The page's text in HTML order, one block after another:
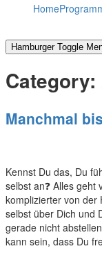
Home
Hamburger Toggle
Category:
Manchmal
Kennst Du das, Du
selbst an❓ Alles
komplizierter von der
selbst über Dich und
gerade nicht
kann sein, dass Du